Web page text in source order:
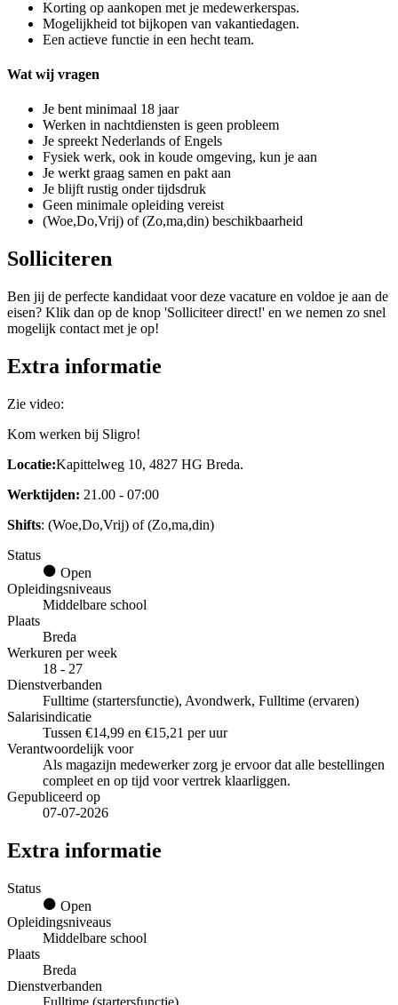
Korting op aankopen met je medewerkerspas.
Mogelijkheid tot bijkopen van vakantiedagen.
Een actieve functie in een hecht team.
Wat wij vragen
Je bent minimaal 18 jaar
Werken in nachtdiensten is geen probleem
Je spreekt Nederlands of Engels
Fysiek werk, ook in koude omgeving, kun je aan
Je werkt graag samen en pakt aan
Je blijft rustig onder tijdsdruk
Geen minimale opleiding vereist
(Woe,Do,Vrij) of (Zo,ma,din) beschikbaarheid
Solliciteren
Ben jij de perfecte kandidaat voor deze vacature en voldoe je aan de
eisen? Klik dan op de knop 'Solliciteer direct!' en we nemen zo snel
mogelijk contact met je op!
Extra informatie
Zie video:
Kom werken bij Sligro!
Locatie:Kapittelweg 10, 4827 HG Breda.
Werktijden: 21.00 - 07:00
Shifts: (Woe,Do,Vrij) of (Zo,ma,din)
Status
Open
Opleidingsniveaus
Middelbare school
Plaats
Breda
Werkuren per week
18 - 27
Dienstverbanden
Fulltime (startersfunctie), Avondwerk, Fulltime (ervaren)
Salarisindicatie
Tussen €14,99 en €15,21 per uur
Verantwoordelijk voor
Als magazijn medewerker zorg je ervoor dat alle bestellingen
compleet en op tijd voor vertrek klaarliggen.
Gepubliceerd op
07-07-2026
Extra informatie
Status
Open
Opleidingsniveaus
Middelbare school
Plaats
Breda
Dienstverbanden
Fulltime (startersfunctie)